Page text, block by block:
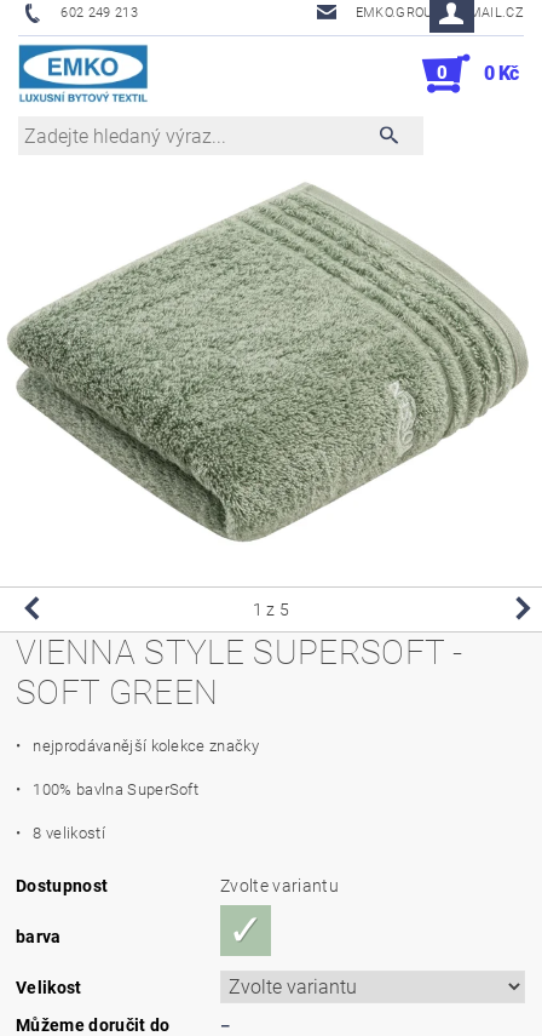
602 249 213 EMKO.GROUSL@EMAIL.CZ
0 0 Kč
1 z 5
VIENNA STYLE SUPERSOFT -
SOFT GREEN
• nejprodávanější kolekce značky
• 100% bavlna SuperSoft
• 8 velikostí
Dostupnost Zvolte variantu
barva
Velikost
Můžeme doručit do
–